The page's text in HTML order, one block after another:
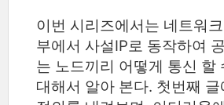
이번 시리즈에서는 네트워
부에서 사설IP로 동작하여
는 노드끼리 어떻게 통신 할
대해서 알아 본다. 첫번째